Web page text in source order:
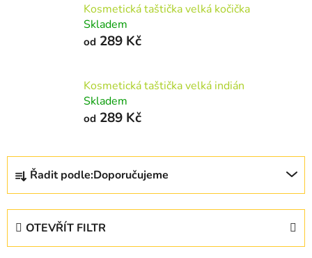
Kosmetická taštička velká kočička
Skladem
od 289 Kč
Kosmetická taštička velká indián
Skladem
od 289 Kč
Ř
z
Řadit podle:Doporučujeme
OTEVŘÍT FILTR